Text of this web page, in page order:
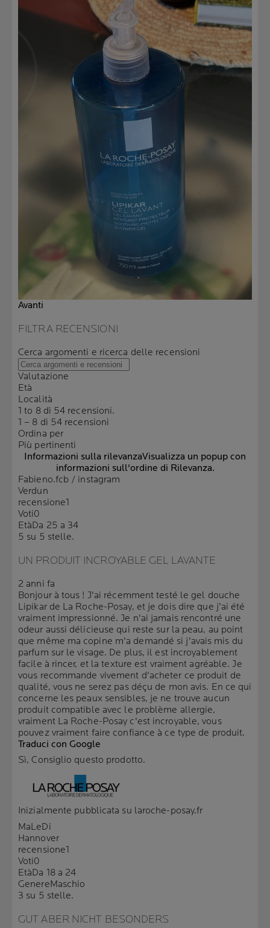
Avanti
FILTRA RECENSIONI
Cerca argomenti e ricerca delle recensioni
Valutazione
Età
Località
1 to 8 di 54 recensioni.
1 – 8 di 54 recensioni
Ordina per
Più pertinenti
Informazioni sulla rilevanzaVisualizza un popup con
informazioni sull'ordine di Rilevanza.
Fabieno.fcb / instagram
Verdun
recensione1
Voti0
EtàDa 25 a 34
5 su 5 stelle.
UN PRODUIT INCROYABLE GEL LAVANTE
2 anni fa
Bonjour à tous ! J'ai récemment testé le gel douche
Lipikar de La Roche-Posay, et je dois dire que j'ai été
vraiment impressionné. Je n'ai jamais rencontré une
odeur aussi délicieuse qui reste sur la peau, au point
que même ma copine m'a demandé si j'avais mis du
parfum sur le visage. De plus, il est incroyablement
facile à rincer, et la texture est vraiment agréable. Je
vous recommande vivement d'acheter ce produit de
qualité, vous ne serez pas déçu de mon avis. En ce qui
concerne les peaux sensibles, je ne trouve aucun
produit compatible avec le problème allergie,
vraiment La Roche-Posay c'est incroyable, vous
pouvez vraiment faire confiance à ce type de produit.
Traduci con Google
Sì, Consiglio questo prodotto.
Inizialmente pubblicata su laroche-posay.fr
MaLeDi
Hannover
recensione1
Voti0
EtàDa 18 a 24
GenereMaschio
3 su 5 stelle.
GUT ABER NICHT BESONDERS